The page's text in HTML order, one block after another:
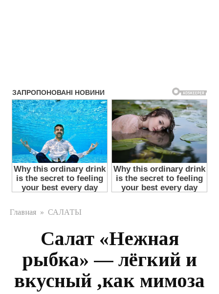
Главная » САЛАТЫ
Салат «Нежная
рыбка» — лёгкий и
вкусный ,как мимоза